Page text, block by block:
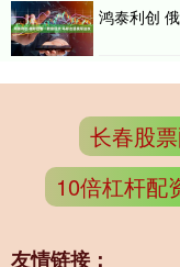
鸿泰利创
长春股
10倍杠杆配
友情链接：